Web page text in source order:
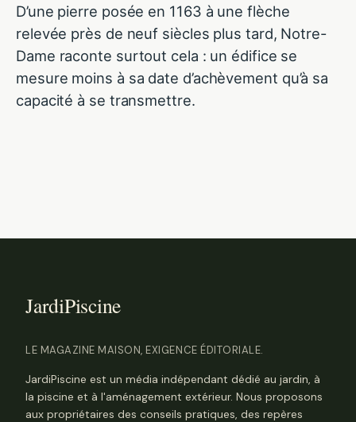
D’une pierre posée en 1163 à une flèche
relevée près de neuf siècles plus tard, Notre-
Dame raconte surtout cela : un édifice se
mesure moins à sa date d’achèvement qu’à sa
capacité à se transmettre.
LE MAGAZINE MAISON, EXIGENCE ÉDITORIALE.
JardiPiscine est un média indépendant dédié au jardin, à
la piscine et à l'aménagement extérieur. Nous proposons
aux propriétaires des conseils pratiques, des repères